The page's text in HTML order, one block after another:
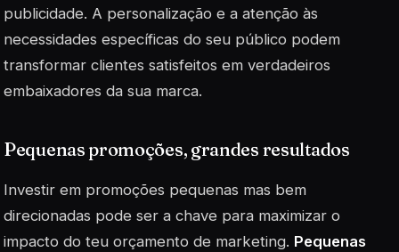
publicidade. A personalização e a atenção às
necessidades específicas do seu público podem
transformar clientes satisfeitos em verdadeiros
embaixadores da sua marca.
Pequenas promoções, grandes resultados
Investir em promoções pequenas mas bem
direcionadas pode ser a chave para maximizar o
impacto do teu orçamento de marketing. Pequenas